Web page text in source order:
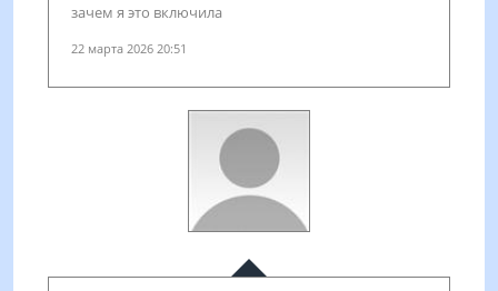
зачем я это включила
22 марта 2026 20:51